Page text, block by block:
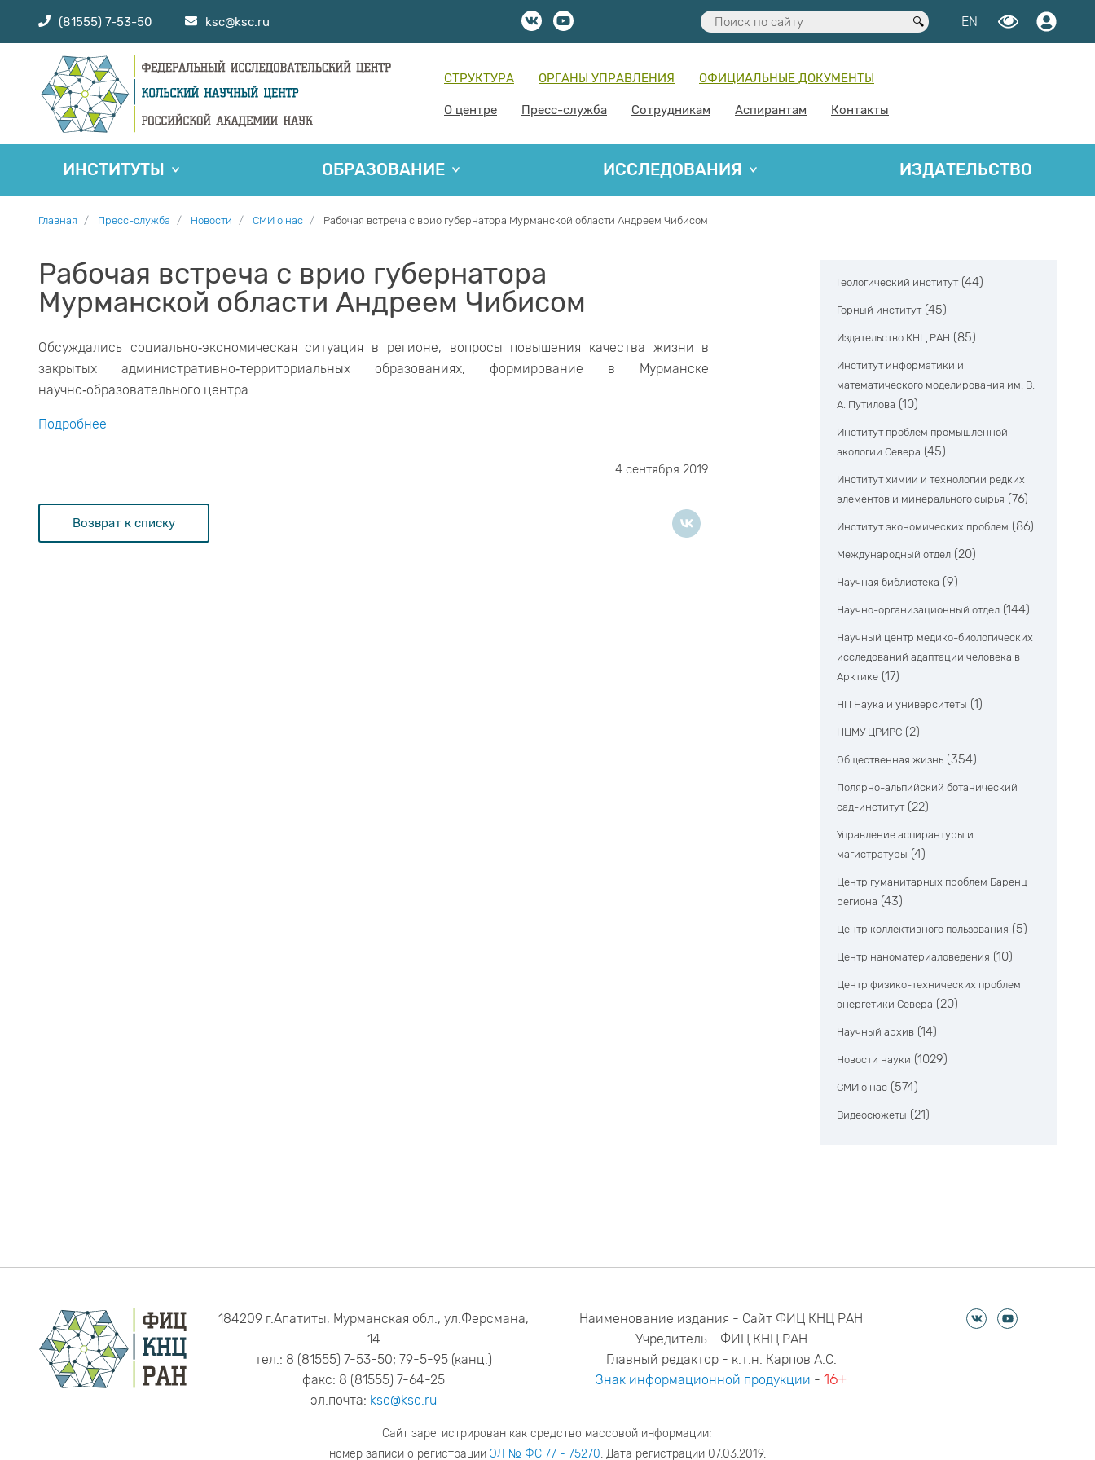
(81555) 7-53-50 ksc@ksc.ru EN
СТРУКТУРА ОРГАНЫ УПРАВЛЕНИЯ ОФИЦИАЛЬНЫЕ ДОКУМЕНТЫ
О центре Пресс-служба Сотрудникам Аспирантам Контакты
ИНСТИТУТЫ ОБРАЗОВАНИЕ ИССЛЕДОВАНИЯ ИЗДАТЕЛЬСТВО
Главная Пресс-служба Новости СМИ о нас Рабочая встреча с врио губернатора Мурманской области Андреем Чибисом
Рабочая встреча с врио губернатора
Мурманской области Андреем Чибисом
Обсуждались социально‑экономическая ситуация в регионе, вопросы повышения качества жизни в
закрытых административно‑территориальных образованиях, формирование в Мурманске
научно‑образовательного центра.
Подробнее
4 сентября 2019
Возврат к списку
Геологический институт (44)
Горный институт (45)
Издательство КНЦ РАН (85)
Институт информатики и
математического моделирования им. В.
А. Путилова (10)
Институт проблем промышленной
экологии Севера (45)
Институт химии и технологии редких
элементов и минерального сырья (76)
Институт экономических проблем (86)
Международный отдел (20)
Научная библиотека (9)
Научно-организационный отдел (144)
Научный центр медико-биологических
исследований адаптации человека в
Арктике (17)
НП Наука и университеты (1)
НЦМУ ЦРИРС (2)
Общественная жизнь (354)
Полярно-альпийский ботанический
сад-институт (22)
Управление аспирантуры и
магистратуры (4)
Центр гуманитарных проблем Баренц
региона (43)
Центр коллективного пользования (5)
Центр наноматериаловедения (10)
Центр физико-технических проблем
энергетики Севера (20)
Научный архив (14)
Новости науки (1029)
СМИ о нас (574)
Видеосюжеты (21)
184209 г.Апатиты, Мурманская обл., ул.Ферсмана,
14
тел.: 8 (81555) 7-53-50; 79-5-95 (канц.)
факс: 8 (81555) 7-64-25
эл.почта: ksc@ksc.ru
Наименование издания - Сайт ФИЦ КНЦ РАН
Учредитель - ФИЦ КНЦ РАН
Главный редактор - к.т.н. Карпов А.С.
Знак информационной продукции -16+
Сайт зарегистрирован как средство массовой информации;
номер записи о регистрации ЭЛ № ФС 77 - 75270. Дата регистрации 07.03.2019.